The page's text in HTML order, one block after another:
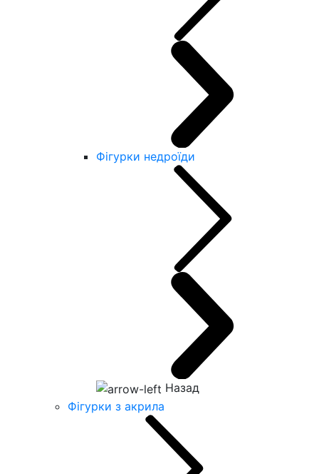
Фігурки недроїди
Назад
Фігурки з акрила